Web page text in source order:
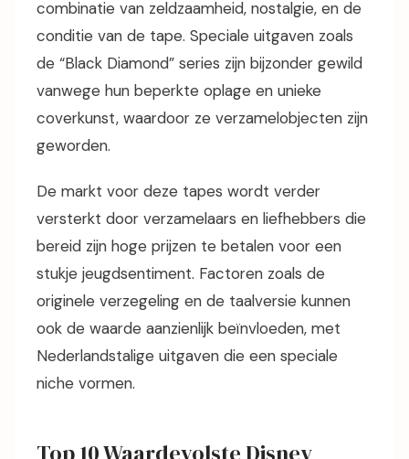
combinatie van zeldzaamheid, nostalgie, en de
conditie van de tape. Speciale uitgaven zoals
de “Black Diamond” series zijn bijzonder gewild
vanwege hun beperkte oplage en unieke
coverkunst, waardoor ze verzamelobjecten zijn
geworden.
De markt voor deze tapes wordt verder
versterkt door verzamelaars en liefhebbers die
bereid zijn hoge prijzen te betalen voor een
stukje jeugdsentiment. Factoren zoals de
originele verzegeling en de taalversie kunnen
ook de waarde aanzienlijk beïnvloeden, met
Nederlandstalige uitgaven die een speciale
niche vormen.